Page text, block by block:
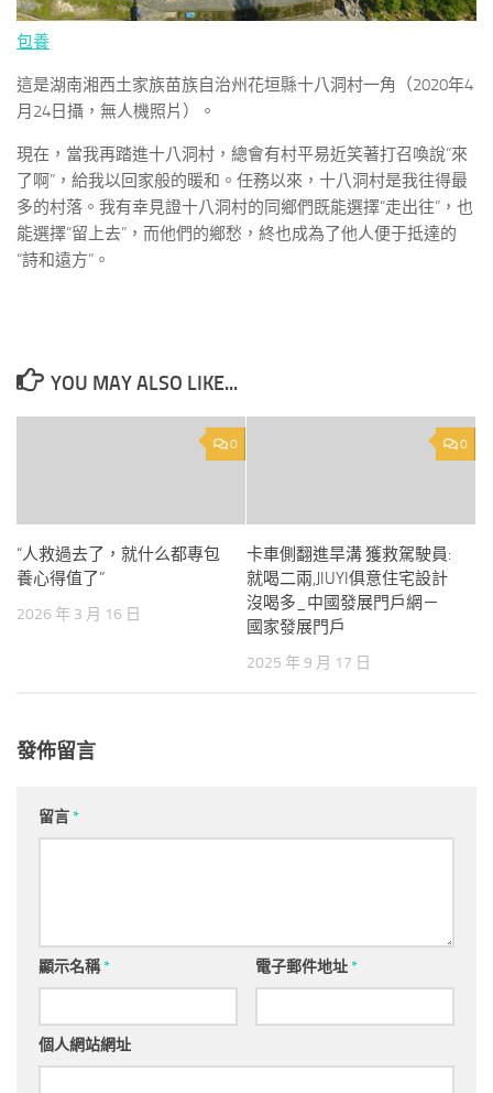
包養
這是湖南湘西土家族苗族自治州花垣縣十八洞村一角（2020年4
月24日攝，無人機照片）。
現在，當我再踏進十八洞村，總會有村平易近笑著打召喚說“來
了啊”，給我以回家般的暖和。任務以來，十八洞村是我往得最
多的村落。我有幸見證十八洞村的同鄉們既能選擇“走出往”，也
能選擇“留上去”，而他們的鄉愁，終也成為了他人便于抵達的
“詩和遠方”。
YOU MAY ALSO LIKE...
0
“人救過去了，就什么都專包
養心得值了”
2026 年 3 月 16 日
0
卡車側翻進旱溝 獲救駕駛員:
就喝二兩,JIUYI俱意住宅設計
沒喝多_中國發展門戶網－
國家發展門戶
2025 年 9 月 17 日
發佈留言
留言*
顯示名稱* 電子郵件地址*
個人網站網址